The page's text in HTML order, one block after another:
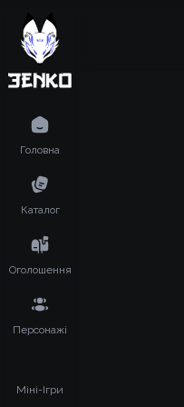
Головна
Каталог
Оголошення
Персонажі
Міні-Ігри